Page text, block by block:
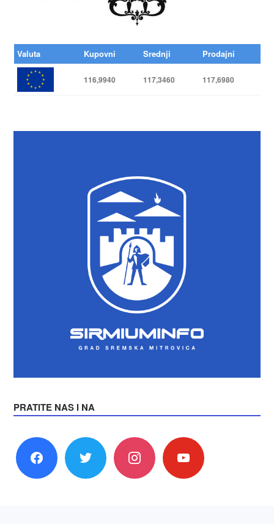
Valuta Kupovni Srednji Prodajni
116,9940 117,3460 117,6980
PRATITE NAS I NA
facebook twitter instagram youtube